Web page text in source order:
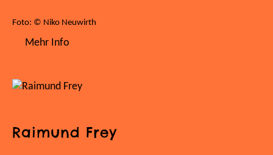
Foto: © Niko Neuwirth
Mehr Info
Raimund Frey